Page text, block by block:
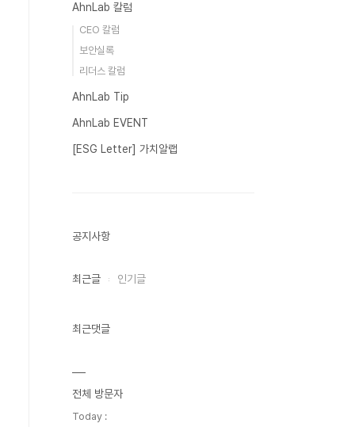
AhnLab 칼럼
CEO 칼럼
보안실록
리더스 칼럼
AhnLab Tip
AhnLab EVENT
[ESG Letter] 가치알랩
공지사항
최근글 인기글
최근댓글
전체 방문자
Today :